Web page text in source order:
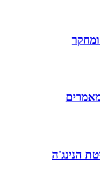
הנינג'ה